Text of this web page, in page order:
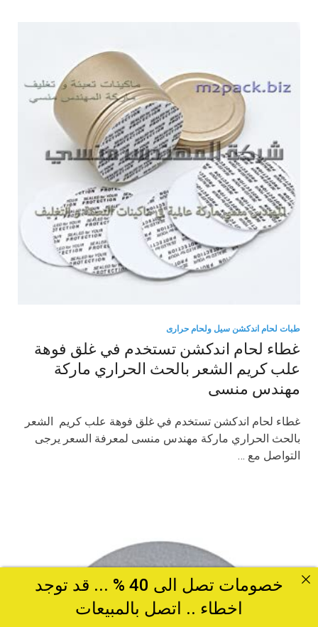
طبات لحام اندكشن سيل ولحام حرارى
غطاء لحام اندكشن تستخدم في غلق فوهة
علب كريم الشعر بالحث الحراري ماركة
مهندس منسى
غطاء لحام اندكشن تستخدم في غلق فوهة علب كريم الشعر
بالحث الحراري ماركة مهندس منسى لمعرفة السعر يرجى
التواصل مع …
خصومات تصل الى 40 % ... قد توجد
اخطاء .. اتصل بالمبيعات